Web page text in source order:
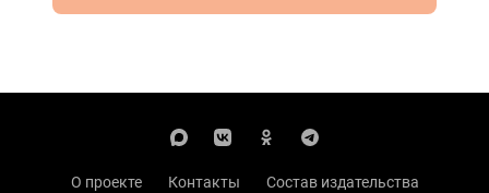
О проекте Контакты
Состав издательства